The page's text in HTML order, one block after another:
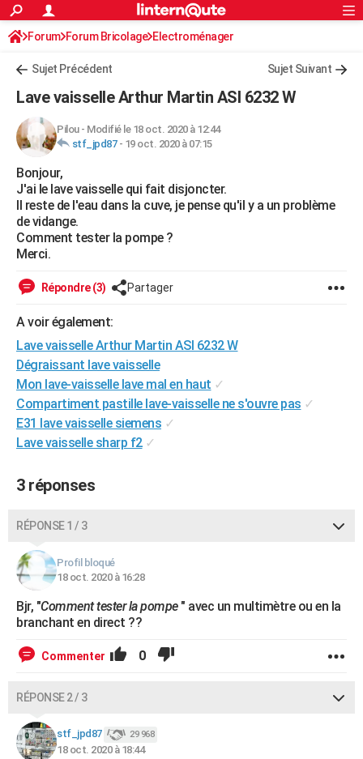
ACTUALITÉS
Politique
Société
Faits Divers
Education
Monde
Villes
+
FINANCE
Retraite
Impôts
Epargne
Immobilier
Risques naturels par ville
Banque
Assurance
Crédit
AUTO
Essais
Réserver un essai
Citadines
Berlines
SUV
Forum auto
+HIGH-TECH
Mobiles
Meilleur smartphone
Internet
Ordinateurs
Jeux vidéo
Guide high-tech
+BRICOLAGE
Forum
Aménagement intérieur
Extérieur
Cuisine
Salle de bains
Jardinage
Rangement
WEEK-END
Guides de France
Escapades
Patrimoine
Expositions
Musées
Week-end nature
LIFESTYLE
SANTE
Alimentation
Guide de la santé
Maladies
Médicaments
Sommeil
VOYAGE
Destinations
City break
Voyage nature
Voyage de noces
Forum
Climat
+PHOTO
GUIDES D'ACHAT
BONS PLANS
CARTE DE VOEUX
COPAINS D'AVANT
S'inscrire
Se connecter
Lycées
Collèges
Primaires
Universités
Entreprises
Service militaire
Avis de recherche
AVIS DE DÉCÈS
FORUM
S'inscrire
Connexion
Forum Forum Bricolage Electroménager
Sujet Précédent Sujet Suivant
Lave vaisselle Arthur Martin ASI 6232 W
Pilou- Modifié le 18 oct. 2020 à 12:44
stf_jpd87- 19 oct. 2020 à 07:15
Bonjour,
J'ai le lave vaisselle qui fait disjoncter.
Il reste de l'eau dans la cuve, je pense qu'il y a un problème
de vidange.
Comment tester la pompe ?
Merci.
Répondre (3) Partager
A voir également:
Lave vaisselle Arthur Martin ASI 6232 W
Dégraissant lave vaisselle
Mon lave-vaisselle lave mal en haut ✓
Compartiment pastille lave-vaisselle ne s'ouvre pas ✓
E31 lave vaisselle siemens ✓
Lave vaisselle sharp f2 ✓
3 réponses
RÉPONSE 1 / 3
Profil bloqué
18 oct. 2020 à 16:28
Bjr, "Comment tester la pompe" avec un multimètre ou en la
branchant en direct ??
Commenter 0
RÉPONSE 2 / 3
stf_jpd87 29 968
18 oct. 2020 à 18:44